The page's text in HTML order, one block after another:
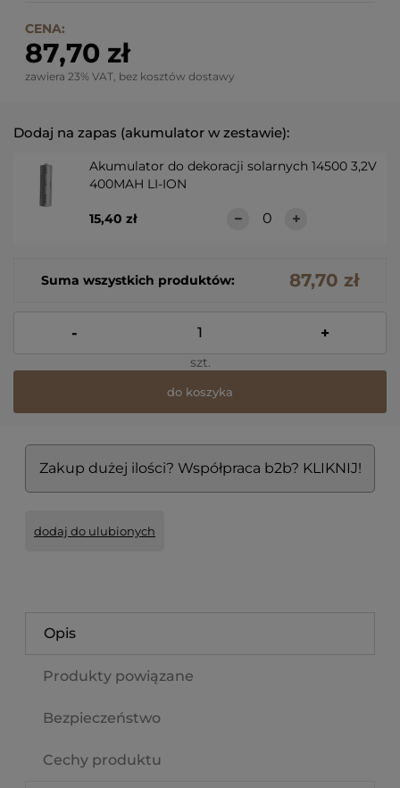
CENA:
87,70 zł
zawiera 23% VAT, bez kosztów dostawy
Dodaj na zapas (akumulator w zestawie):
Akumulator do dekoracji solarnych 14500 3,2V
400MAH LI-ION
15,40 zł
Suma wszystkich produktów: 87,70 zł
- +
szt.
do koszyka
Zakup dużej ilości? Współpraca b2b? KLIKNIJ!
dodaj do ulubionych
Opis
Produkty powiązane
Bezpieczeństwo
Cechy produktu